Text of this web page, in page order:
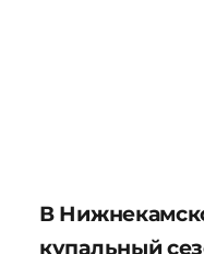
В
купальный